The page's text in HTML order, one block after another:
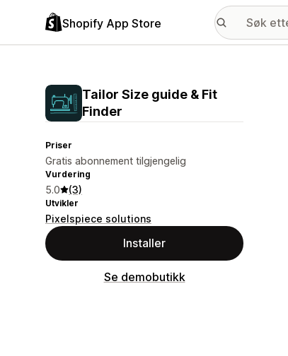
Shopify App Store
Tailor Size guide & Fit
Finder
Priser
Gratis abonnement tilgjengelig
Vurdering
5.0 (3)
Utvikler
Pixelspiece solutions
Installer
Se demobutikk